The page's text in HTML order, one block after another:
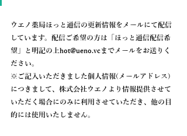
ウエノ薬局ほっと通信の更新情報を メールにて配信
しています。配信ご希望の方は「 ほっと通信配信希
望 」と明記の上hot@ueno.vcまでメールをお送りく
ださい。
※ご記入いただきました個人情報(メールアドレス)
につきまして、株式会社ウエノより情報提供させて
いただく場合にのみに利用させていただき、他の目
的には使用いたしません。